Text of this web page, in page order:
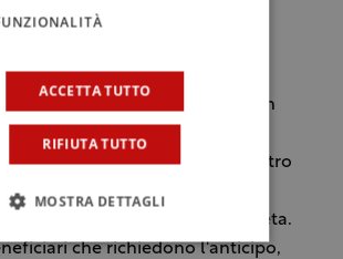
con i progetti ammessi sarà
e ad Agea entro il 30
I soggetti beneficiari che non
realizzano le attività a
gennaio 2020, terminano entro
ed entro tale data
di pagamento completa.
che richiedono l'anticipo,
ACCETTA TUTTO
RIFIUTA TUTTO
MOSTRA DETTAGLI